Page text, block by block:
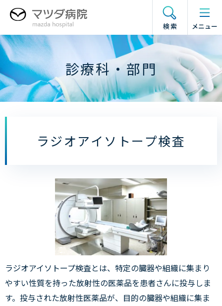
バ
ル
ビ
ゲ
ー
シ
ー
へ
検索
ー
メ
ュ
ー
の
開
メニュー
診療科・部門
ラジオアイソトープ検査
ラジオアイソトープ検査とは、特定の臓器や組織に集まり
やすい性質を持った放射性の医薬品を患者さんに投与しま
す。投与された放射性医薬品が、目的の臓器や組織に集ま